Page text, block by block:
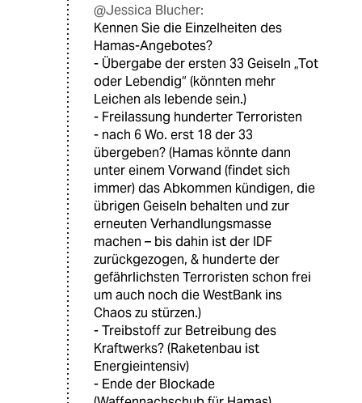
@Jessica Blucher:
Kennen Sie die Einzelheiten des
Hamas-Angebotes?
- Übergabe der ersten 33 Geiseln „Tot
oder Lebendig“ (könnten mehr
Leichen als lebende sein.)
- Freilassung hunderter Terroristen
- nach 6 Wo. erst 18 der 33
übergeben? (Hamas könnte dann
unter einem Vorwand (findet sich
immer) das Abkommen kündigen, die
übrigen Geiseln behalten und zur
erneuten Verhandlungsmasse
machen – bis dahin ist der IDF
zurückgezogen, & hunderte der
gefährlichsten Terroristen schon frei
um auch noch die WestBank ins
Chaos zu stürzen.)
- Treibstoff zur Betreibung des
Kraftwerks? (Raketenbau ist
Energieintensiv)
- Ende der Blockade